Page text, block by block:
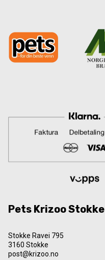
Pets Krizoo Stokke
Stokke Ravei 795
3160 Stokke
post@krizoo.no